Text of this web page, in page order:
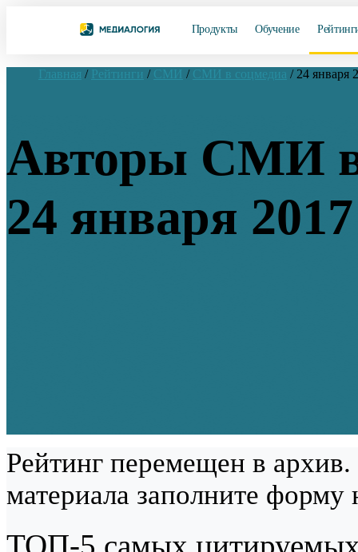
Продукты Обучение
Главная / Рейтинги / СМИ / СМИ в соцмедиа / 24 января
Авторы СМИ в
24 января 2017
Рейтинг перемещен в
материала заполните форму